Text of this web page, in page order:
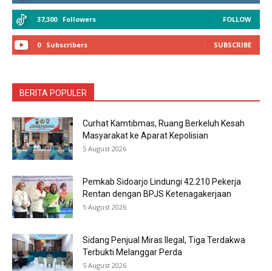
37,300 Followers FOLLOW
0 Subscribers SUBSCRIBE
BERITA POPULER
Curhat Kamtibmas, Ruang Berkeluh Kesah
Masyarakat ke Aparat Kepolisian
5 August 2026
Pemkab Sidoarjo Lindungi 42.210 Pekerja
Rentan dengan BPJS Ketenagakerjaan
5 August 2026
Sidang Penjual Miras Ilegal, Tiga Terdakwa
Terbukti Melanggar Perda
5 August 2026